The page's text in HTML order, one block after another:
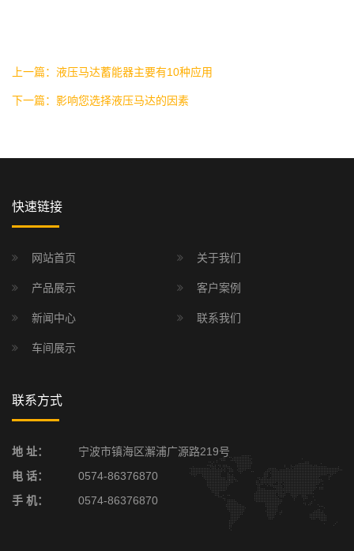
上一篇：液压马达蓄能器主要有10种应用
下一篇：影响您选择液压马达的因素
快速链接
网站首页 关于我们
产品展示 客户案例
新闻中心 联系我们
车间展示
联系方式
地 址：
宁波市镇海区澥浦广源路219号
电 话：
0574-86376870
手 机：
0574-86376870